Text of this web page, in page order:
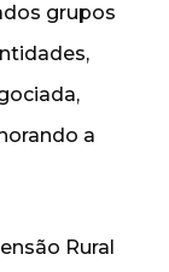
grupos
a
Rural